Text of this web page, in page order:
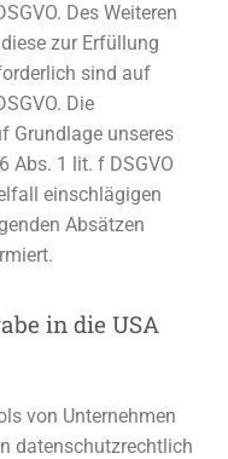
Des Weiteren
zur Erfüllung
sind auf
Die
Grundlage unseres
Abs. 1 lit. f DSGVO
einschlägigen
Absätzen
in die USA
von Unternehmen
datenschutzrechtlich